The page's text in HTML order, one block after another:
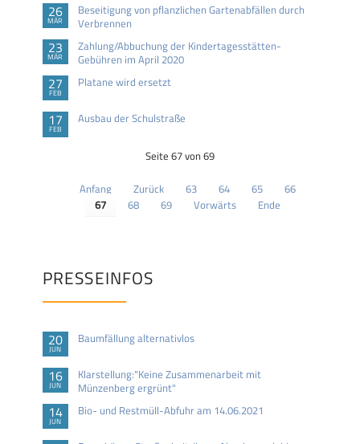
26
MÄR
Beseitigung von pflanzlichen Gartenabfällen durch
Verbrennen
23
MÄR
Zahlung/Abbuchung der Kindertagesstätten-
Gebühren im April 2020
27
FEB
Platane wird ersetzt
17
FEB
Ausbau der Schulstraße
Seite 67 von 69
Anfang Zurück 63 64 65
66
67
68 69 Vorwärts Ende
PRESSEINFOS
20
JUN
Baumfällung alternativlos
16
JUN
Klarstellung:"Keine Zusammenarbeit mit
Münzenberg ergrünt"
14
JUN
Bio- und Restmüll-Abfuhr am 14.06.2021